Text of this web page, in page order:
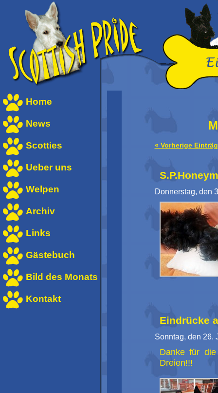
Home
News
Scotties
Ueber uns
Welpen
Archiv
Links
Gästebuch
Bild des Monats
Kontakt
« Vorherige
Donnerstag, den
Eindrücke
Sonntag, den 26.
Danke für
Dreien!!!